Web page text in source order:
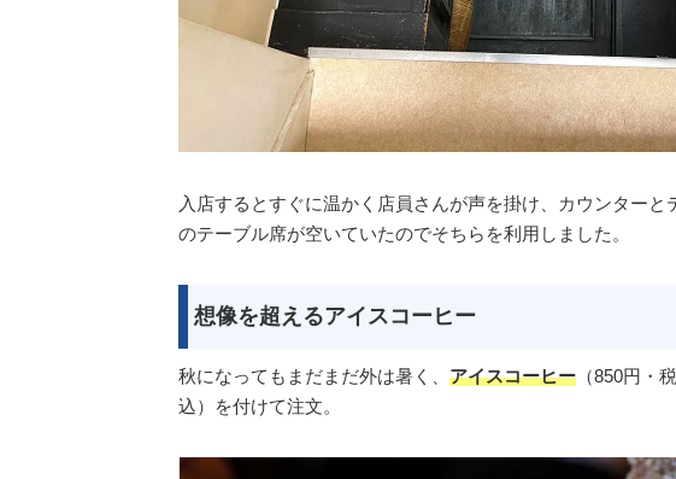
入店するとすぐに温かく店員さんが声を掛け、カウンター
のテーブル席が空いていたのでそちらを利用しました。
想像を超えるアイスコーヒー
秋になってもまだまだ外は暑く、 アイスコーヒー （850円・
込）を付けて注文。